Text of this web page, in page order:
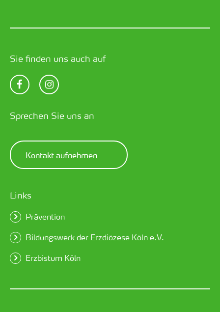
Sie finden uns auch auf
Sprechen Sie uns an
Kontakt aufnehmen
Links
Prävention
Bildungswerk der Erzdiözese Köln e.V.
Erzbistum Köln